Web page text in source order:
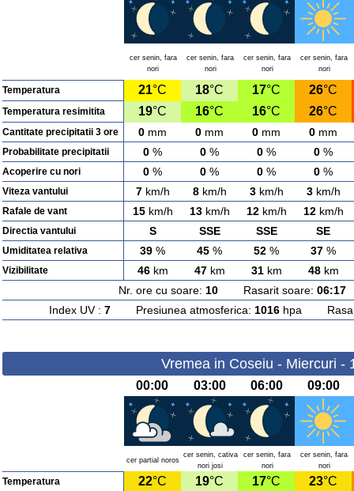
cer senin, fara
nori
cer senin, fara
nori
cer senin, fara
nori
cer senin, fara
nori
Temperatura 21°C 18°C 17°C 26°C
Temperatura resimitita 19°C 16°C 16°C 26°C
Cantitate precipitatii 3 ore 0 mm 0 mm 0 mm 0 mm
Probabilitate precipitatii 0 % 0 % 0 % 0 %
Acoperire cu nori 0 % 0 % 0 % 0 %
Viteza vantului 7km/h 8km/h 3km/h 3km/h
Rafale de vant 15km/h 13km/h 12km/h 12km/h
Directia vantului S SSE SSE SE
Umiditatea relativa 39 % 45 % 52 % 37 %
Vizibilitate 46km 47km 31km 48km
Nr. ore cu soare: 10Rasarit soare: 06:17
Index UV : 7Presiunea atmosferica: 1016hpa
Vremea in Coseiu - Miercuri -
00:00 03:00 06:00 09:00
cer partial noros
cer senin, cativa
nori josi
cer senin, fara
nori
cer senin, fara
nori
Temperatura 22°C 19°C 17°C 23°C